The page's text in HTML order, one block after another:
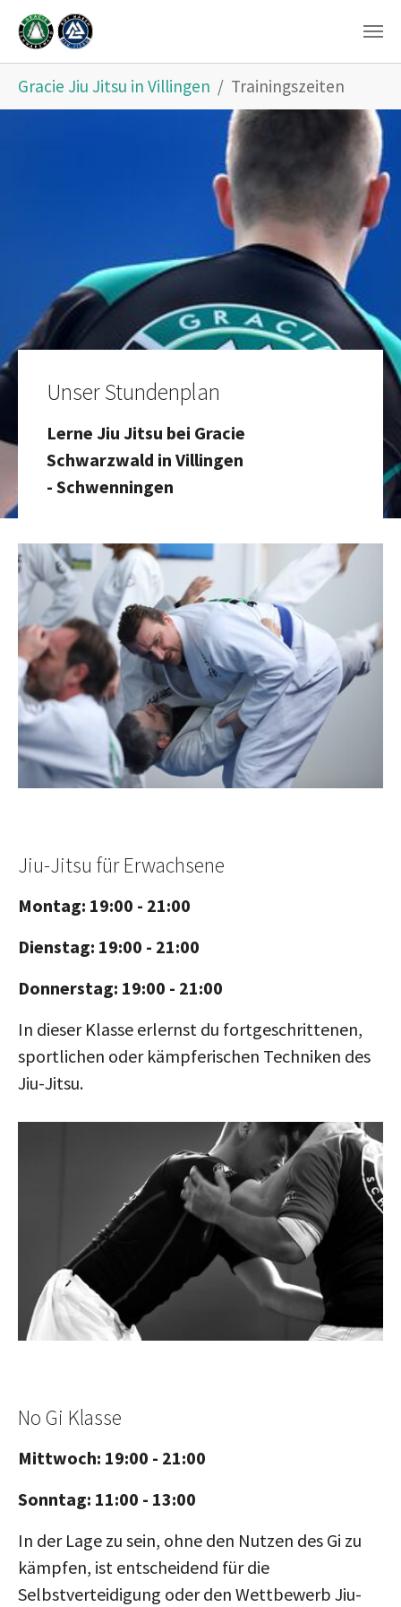
Zum Hauptinhalt springen
Sie sind hier:
Gracie Jiu Jitsu in Villingen Trainingszeiten
Unser Stundenplan
Lerne Jiu Jitsu bei Gracie
Schwarzwald in Villingen
- Schwenningen
Jiu-Jitsu für Erwachsene
Montag: 19:00 - 21:00
Dienstag: 19:00 - 21:00
Donnerstag: 19:00 - 21:00
In dieser Klasse erlernst du fortgeschrittenen,
sportlichen oder kämpferischen Techniken des
Jiu-Jitsu.
No Gi Klasse
Mittwoch: 19:00 - 21:00
Sonntag: 11:00 - 13:00
In der Lage zu sein, ohne den Nutzen des Gi zu
kämpfen, ist entscheidend für die
Selbstverteidigung oder den Wettbewerb Jiu-